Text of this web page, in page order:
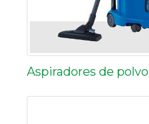
Aspiradores de polvo